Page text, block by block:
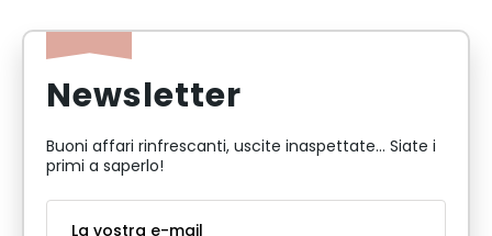
Newsletter
Buoni affari rinfrescanti, uscite inaspettate... Siate i
primi a saperlo!